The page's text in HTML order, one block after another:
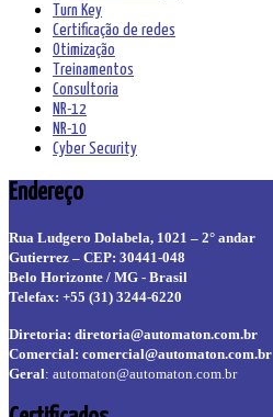
Turn Key
Certificação de redes
Otimização
Treinamentos
Consultoria
NR-12
NR-10
Cyber Security
Endereço
Rua Ludgero Dolabela, 1021 – 2° andar
Gutierrez – CEP: 30441-048
Belo Horizonte / MG - Brasil
Telefax: +55 (31) 3244-6220
Diretoria: diretoria@automaton.com.br
Comercial: comercial@automaton.com.br
Geral: automaton@automaton.com.br